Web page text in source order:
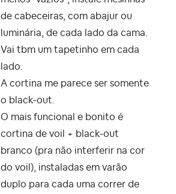
de cabeceiras, com abajur ou
luminária, de cada lado da cama.
Vai tbm um tapetinho em cada
lado.
A cortina me parece ser somente
o black-out.
O mais funcional e bonito é
cortina de voil + black-out
branco (pra não interferir na cor
do voil), instaladas em varão
duplo para cada uma correr de